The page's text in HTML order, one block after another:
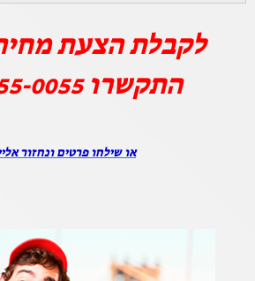
לקבלת הצעת
התקשרו0055
או שילחו פרטים ונחזור